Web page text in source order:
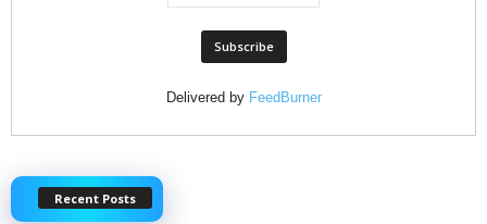
Delivered by FeedBurner
Recent Posts